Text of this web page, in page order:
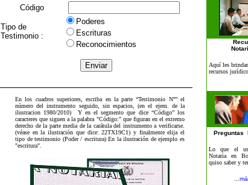
Código
Tipo de
Testimonio :
Poderes
Escrituras
Reconocimientos
En los cuadros superiores, escriba en la parte “Testimonio Nº” el
número del instrumento seguido, sin espacios, (en el ejem. de la
ilustracion 1980/2010) Y en el segmento que dice “Código” los
caracteres que siguen a la palabra "Código:" que figuran en el extremo
derecho de la parte media de la carátula del instrumento a verificarse.
(véase en la ilustración que dice: 22TX19C1) y finalmente elija el
tipo de testimonio (Poder / escritura) En la ilustración de ejemplo es
"escritura".
Aquí les
recursos
Preguntas
Lo que el
Notaria en
quiso saber y